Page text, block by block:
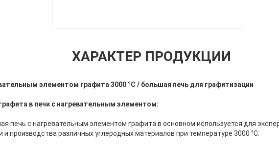
ХАРАКТЕР ПРОДУКЦИИ
элементом графита 3000 °C / большая печь для графитизации
в печи с нагревательным элементом:
печь с нагревательным элементом графита в основном используется для
и производства различных углеродных материалов при температуре 3000 °C.